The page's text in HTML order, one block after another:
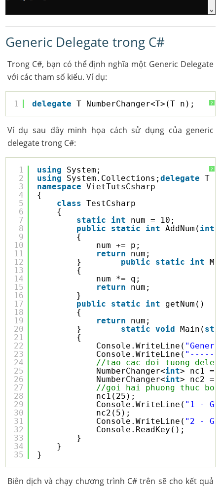
Generic Delegate trong C#
Trong C#, bạn có thể định nghĩa một Generic Delegate
với các tham số kiểu. Ví dụ:
?
1 delegate T NumberChanger<T>(T n);
Ví dụ sau đây minh họa cách sử dụng của generic
delegate trong C#:
?
1
2
3
4
5
6
7
8
9
10
11
12
13
14
15
16
17
18
19
20
21
22
23
24
25
26
27
28
29
30
31
32
33
34
35
using
System;
using
System.Collections;delegate
T
namespace
VietTutsCsharp
{
class
TestCsharp
{
static
int
num = 10;
public
static int AddNum( int
{
num += p;
return
num;
} public static int
{
num *= q;
return
num;
}
public
static int
getNum()
{
return
num;
} static void Main(
{
Console.WriteLine(
Console.WriteLine(
//tao cac doi tuong
NumberChanger<int> nc1 =
NumberChanger<int> nc2 =
//goi hai phuong thuc
nc1(25);
Console.WriteLine( "1 -
nc2(5);
Console.WriteLine( "2 -
Console.ReadKey();
}
}
}
Biên dịch và chạy chương trình C# trên sẽ cho kết quả